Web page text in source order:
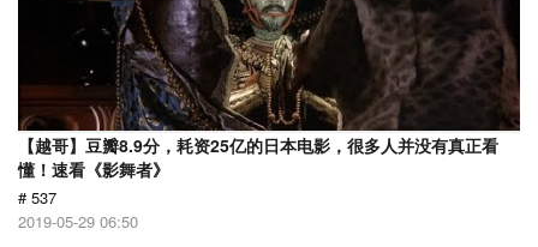
【越哥】豆瓣8.9分，耗资25亿的日本电影，很多人并没有真正看
懂！速看《影舞者》
# 537
2019-05-29 06:50